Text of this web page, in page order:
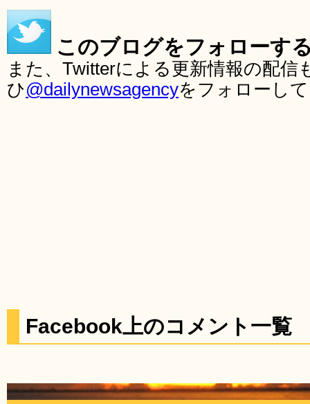
このブログをフォローす
また、Twitterによる更新情報の配
ひ@dailynewsagencyをフォローし
Facebook上のコメント一覧